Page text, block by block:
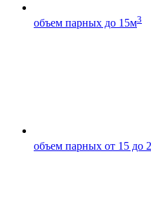
объем парных до 15м3
объем парных от 15 до